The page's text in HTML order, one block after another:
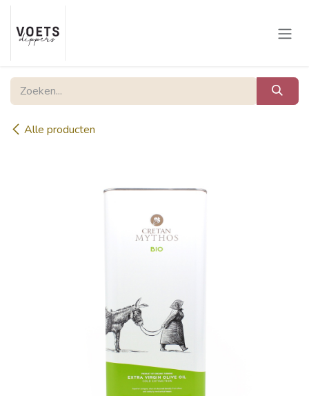
Overslaan naar inhoud
Alle producten